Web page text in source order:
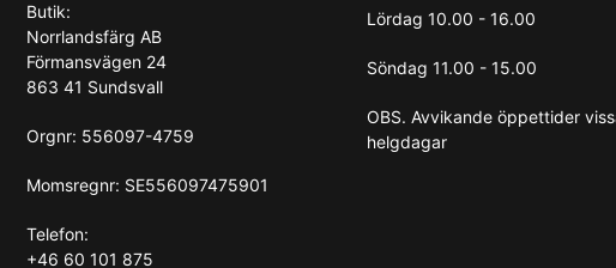
Butik:
Norrlandsfärg AB
Förmansvägen 24
863 41 Sundsvall
Orgnr: 556097-4759
Momsregnr: SE556097475901
Telefon:
+46 60 101 875
Lördag 10.00 - 16.00
Söndag 11.00 - 15.00
OBS. Avvikande öppettider
helgdagar